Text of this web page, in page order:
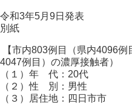
令和3年5月9日発表
別紙
【市内803例目（県内4096
4047例目）の濃厚接触者）
（１）年 代：20代
（２）性 別：男性
（３）居住地：四日市市